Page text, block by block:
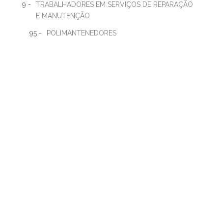
9 -
TRABALHADORES EM SERVIÇOS DE REPARAÇÃO
E MANUTENÇÃO
95 - POLIMANTENEDORES